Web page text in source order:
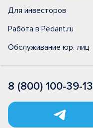
Для инвесторов
Работа в Pedant.ru
Обслуживание юр. лиц
8 (800) 100-39-13